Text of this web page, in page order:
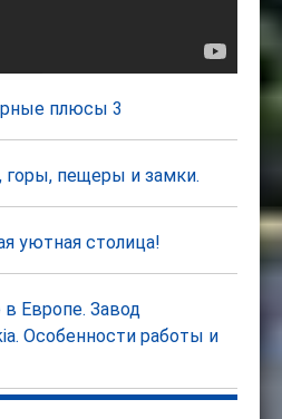
плюсы 3
горы, пещеры и замки.
уютная столица!
Европе. Завод
Особенности работы и